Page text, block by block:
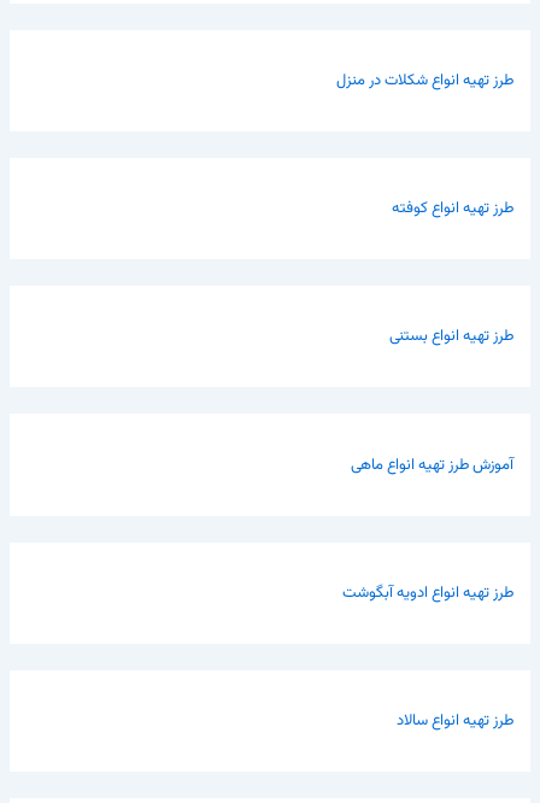
طرز تهیه انواع شکلات در منزل
طرز تهیه انواع کوفته
طرز تهیه انواع بستنی
آموزش طرز تهیه انواع ماهی
طرز تهیه انواع ادویه آبگوشت
طرز تهیه انواع سالاد